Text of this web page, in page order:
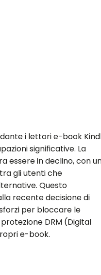
i lettori e-book
significative. La
essere in declino, con
gli utenti che
Questo
recente decisione di
per bloccare le
DRM (Digital
e-book.